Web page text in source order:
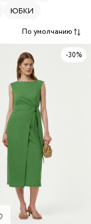
ЮБКИ
По умолчанию
-30%